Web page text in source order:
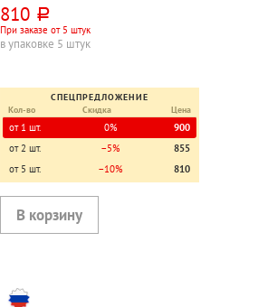
810 руб.
При заказе от 5 штук
в упаковке 5 штук
СПЕЦПРЕДЛОЖЕНИЕ
Кол-во
Скидка Цена
от 1 шт. 0%
900
от 2 шт.
−5%
855
от 5 шт.
−10% 810